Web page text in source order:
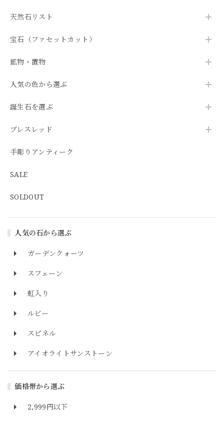
天然石リスト
宝石（ファセットカット）
鉱物・置物
人気の色から選ぶ
誕生石を選ぶ
ブレスレッド
手彫りアンティーク
SALE
SOLDOUT
人気の石から選ぶ
ガーデンクォーツ
スフェーン
虹入り
ルビー
スピネル
アイオライトサンストーン
価格帯から選ぶ
2,999円以下